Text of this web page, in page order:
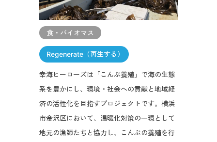
食・バイオマス
Regenerate（再生する）
幸海ヒーローズは「こんぶ養殖」で海の生態
系を豊かにし、環境・社会への貢献と地域経
済の活性化を目指すプロジェクトです。横浜
市金沢区において、温暖化対策の一環として
地元の漁師たちと協力し、こんぶの養殖を行